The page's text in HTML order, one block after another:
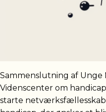
Sammenslutning af Unge
Videnscenter om
starte